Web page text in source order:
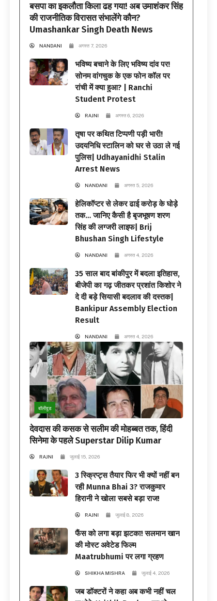
बसपा का इकलौता किला ढह गया! अब उमाशंकर सिंह
की राजनीतिक विरासत संभालेंगे कौन?
Umashankar Singh Death News
NANDANI अगस्त 7, 2026
भविष्य बचाने के लिए भविष्य दांव पर!
सोनम वांगचुक के एक फोन कॉल पर
रांची में क्या हुआ? | Ranchi
Student Protest
RAJNI अगस्त 6, 2026
तृषा पर कथित टिप्पणी पड़ी भारी!
उदयनिधि स्टालिन को घर से उठा ले गई
पुलिस| Udhayanidhi Stalin
Arrest News
NANDANI अगस्त 5, 2026
हेलिकॉप्टर से लेकर ढाई करोड़ के घोड़े
तक… जानिए कैसी है बृजभूषण शरण
सिंह की लग्जरी लाइफ| Brij
Bhushan Singh Lifestyle
NANDANI अगस्त 4, 2026
35 साल बाद बांकीपुर में बदला इतिहास,
बीजेपी का गढ़ जीतकर प्रशांत किशोर ने
दे दी बड़े सियासी बदलाव की दस्तक|
Bankipur Assembly Election
Result
NANDANI अगस्त 4, 2026
बॉलीवुड
देवदास की कसक से सलीम की मोहब्बत तक, हिंदी
सिनेमा के पहले Superstar Dilip Kumar
RAJNI जुलाई 15, 2026
3 स्क्रिप्ट्स तैयार फिर भी क्यों नहीं बन
रही Munna Bhai 3? राजकुमार
हिरानी ने खोला सबसे बड़ा राज!
RAJNI जुलाई 8, 2026
फैंस को लगा बड़ा झटका! सलमान खान
की मोस्ट अवेटेड फिल्म
Maatrubhumi पर लगा ग्रहण
SHIKHA MISHRA जुलाई 4, 2026
जब डॉक्टरों ने कहा अब कभी नहीं चल